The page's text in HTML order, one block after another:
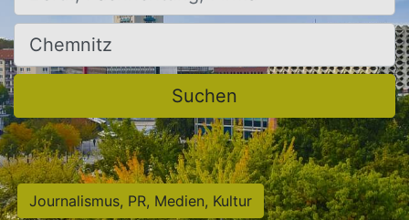
Ort, Stadt
Suchen
Journalismus, PR, Medien, Kultur